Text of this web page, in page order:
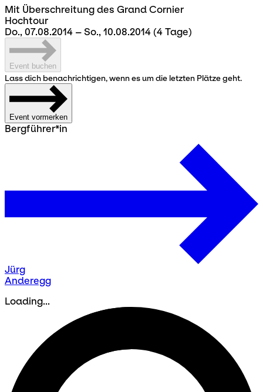
Mit Überschreitung des Grand Cornier
Hochtour
Do., 07.08.2014 – So., 10.08.2014 (4 Tage)
Event buchen
Lass dich benachrichtigen, wenn es um die letzten Plätze geht.
Event vormerken
Bergführer*in
Jürg
Anderegg
Loading...